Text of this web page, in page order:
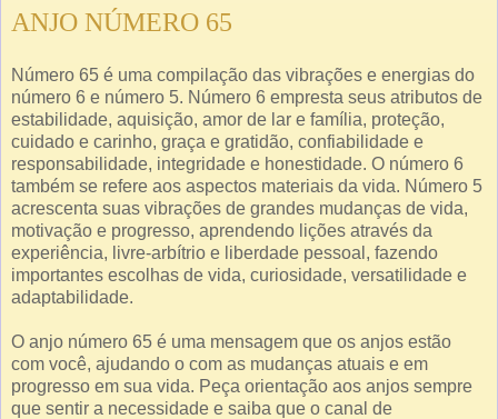
ANJO NÚMERO 65
Número 65 é uma compilação das vibrações e energias do
número 6 e número 5. Número 6 empresta seus atributos de
estabilidade, aquisição, amor de lar e família, proteção,
cuidado e carinho, graça e gratidão, confiabilidade e
responsabilidade, integridade e honestidade. O número 6
também se refere aos aspectos materiais da vida. Número 5
acrescenta suas vibrações de grandes mudanças de vida,
motivação e progresso, aprendendo lições através da
experiência, livre-arbítrio e liberdade pessoal, fazendo
importantes escolhas de vida, curiosidade, versatilidade e
adaptabilidade.
O anjo número 65 é uma mensagem que os anjos estão
com você, ajudando o com as mudanças atuais e em
progresso em sua vida. Peça orientação aos anjos sempre
que sentir a necessidade e saiba que o canal de